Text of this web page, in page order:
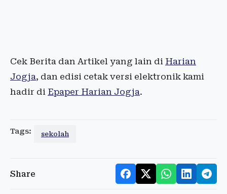
Cek Berita dan Artikel yang lain di Harian
Jogja, dan edisi cetak versi elektronik kami
hadir di Epaper Harian Jogja.
Tags: sekolah
Share